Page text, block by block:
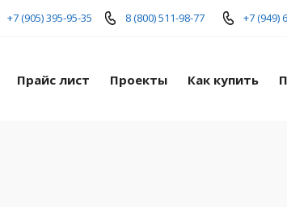
+7 (949)
8 (800) 511-98-77
+7 (905) 395-95-35
Прайс лист Проекты Как купить